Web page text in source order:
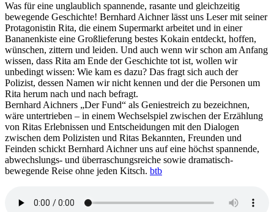
Was für eine unglaublich spannende, rasante und gleichzeitig
bewegende Geschichte! Bernhard Aichner lässt uns Leser mit seiner
Protagonistin Rita, die einem Supermarkt arbeitet und in einer
Bananenkiste eine Großlieferung bestes Kokain entdeckt, hoffen,
wünschen, zittern und leiden. Und auch wenn wir schon am Anfang
wissen, dass Rita am Ende der Geschichte tot ist, wollen wir
unbedingt wissen: Wie kam es dazu? Das fragt sich auch der
Polizist, dessen Namen wir nicht kennen und der die Personen um
Rita herum nach und nach befragt.
Bernhard Aichners „Der Fund“ als Geniestreich zu bezeichnen,
wäre untertrieben – in einem Wechselspiel zwischen der Erzählung
von Ritas Erlebnissen und Entscheidungen mit den Dialogen
zwischen dem Polizisten und Ritas Bekannten, Freunden und
Feinden schickt Bernhard Aichner uns auf eine höchst spannende,
abwechslungs- und überraschungsreiche sowie dramatisch-
bewegende Reise ohne jeden Kitsch. btb